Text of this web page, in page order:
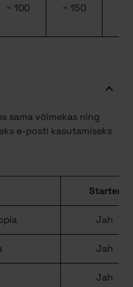
~ 100 ~ 150
sama võimekas ning
e-posti kasutamiseks
Starter
Jah
Jah
Jah